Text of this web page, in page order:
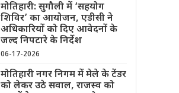
मोतिहारी: सुगौली में ‘सहयोग
शिविर’ का आयोजन, एडीसी ने
अधिकारियों को दिए आवेदनों के
जल्द निपटारे के निर्देश
06-17-2026
मोतिहारी नगर निगम में मेले के टेंडर
को लेकर उठे सवाल, राजस्व को